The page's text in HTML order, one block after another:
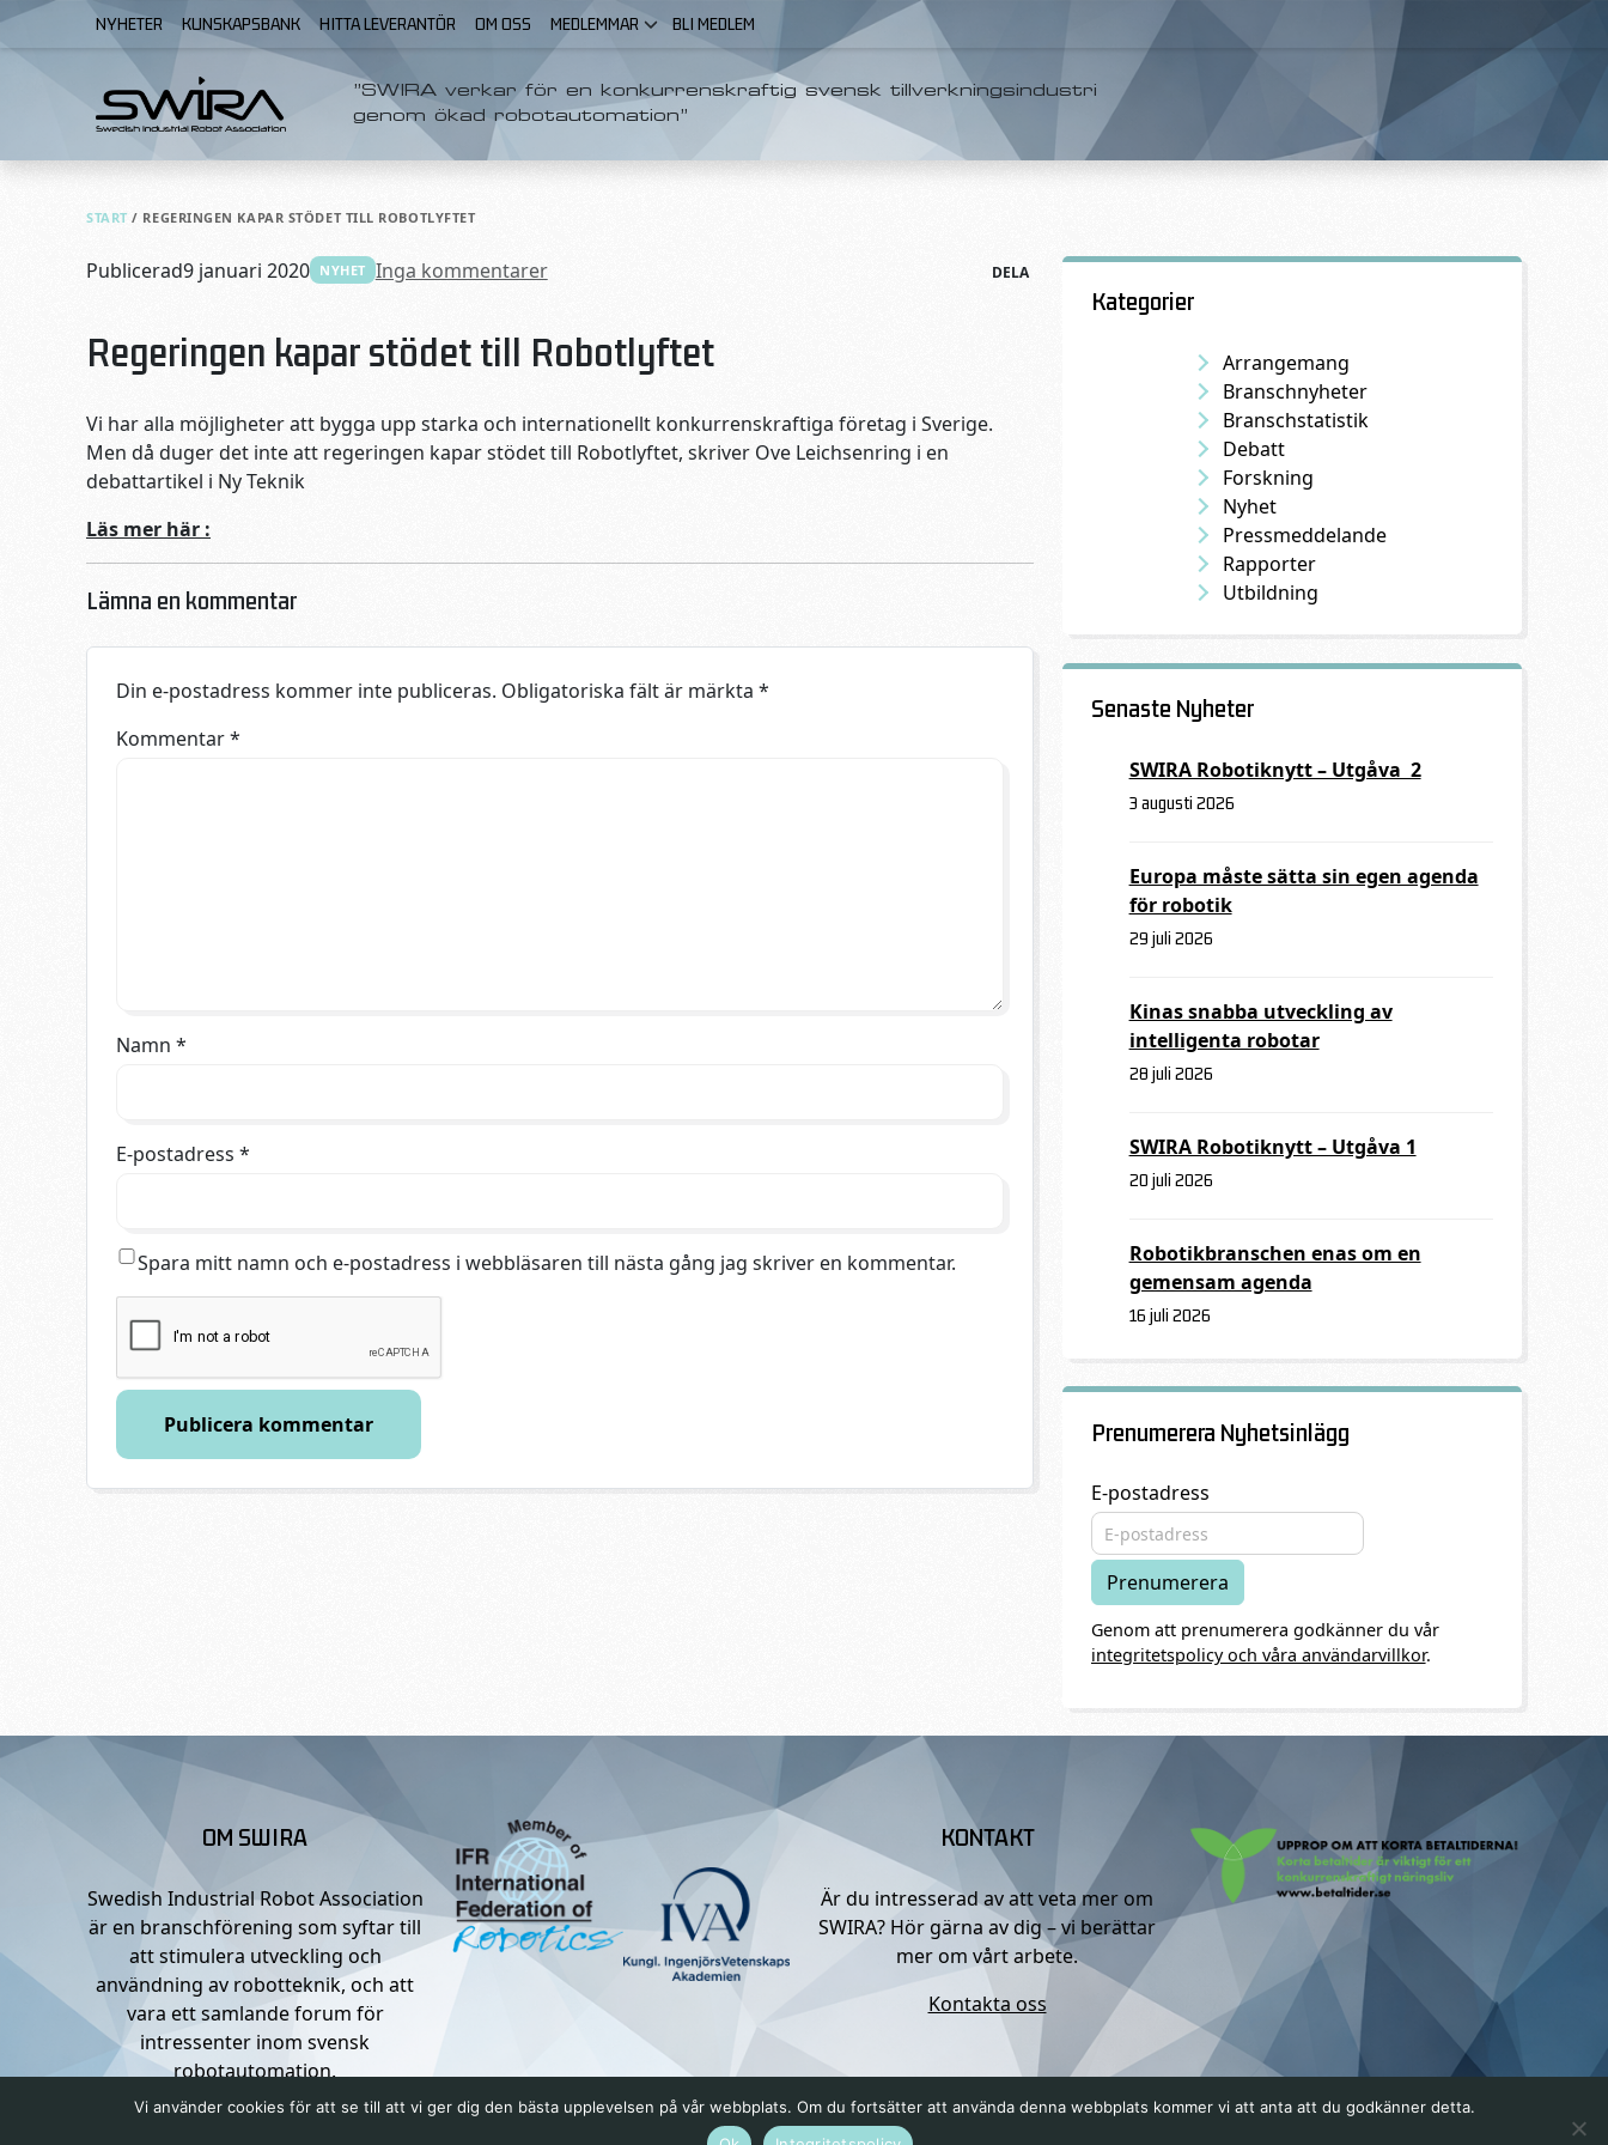
Skip to content
NYHETER KUNSKAPSBANK HITTA LEVERANTÖR OM OSS MEDLEMMAR BLI MEDLEM
”SWIRA verkar för en konkurrenskraftig svensk tillverkningsindustri
genom ökad robotautomation”
START / REGERINGEN KAPAR STÖDET TILL ROBOTLYFTET
Publicerad9 januari 2020 NYHET Inga kommentarer DELA
Regeringen kapar stödet till Robotlyftet
Vi har alla möjligheter att bygga upp starka och internationellt konkurrenskraftiga företag i Sverige.
Men då duger det inte att regeringen kapar stödet till Robotlyftet, skriver Ove Leichsenring i en
debattartikel i Ny Teknik
Läs mer här :
Lämna en kommentar
Din e-postadress kommer inte publiceras. Obligatoriska fält är märkta *
Kommentar*
Namn *
E-postadress *
Spara mitt namn och e-postadress i webbläsaren till nästa gång jag skriver en kommentar.
Kategorier
Arrangemang
Branschnyheter
Branschstatistik
Debatt
Forskning
Nyhet
Pressmeddelande
Rapporter
Utbildning
Senaste Nyheter
SWIRA Robotiknytt – Utgåva 2
3 augusti 2026
Europa måste sätta sin egen agenda
för robotik
29 juli 2026
Kinas snabba utveckling av
intelligenta robotar
28 juli 2026
SWIRA Robotiknytt – Utgåva 1
20 juli 2026
Robotikbranschen enas om en
gemensam agenda
16 juli 2026
Prenumerera Nyhetsinlägg
E-postadress
Genom att prenumerera godkänner du vår
integritetspolicy och våra användarvillkor.
OM SWIRA
Swedish Industrial Robot Association
är en branschförening som syftar till
att stimulera utveckling och
användning av robotteknik, och att
vara ett samlande forum för
intressenter inom svensk
robotautomation.
KONTAKT
Är du intresserad av att veta mer om
SWIRA? Hör gärna av dig – vi berättar
mer om vårt arbete.
Kontakta oss
Vi använder cookies för att se till att vi ger dig den bästa upplevelsen på vår webbplats. Om du fortsätter att använda denna webbplats kommer vi att anta att du godkänner detta.